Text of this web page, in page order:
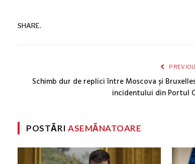
SHARE.
Schimb dur de replici între Moscova și
incidentului din Portul
POSTĂRIASEMĂNATOARE